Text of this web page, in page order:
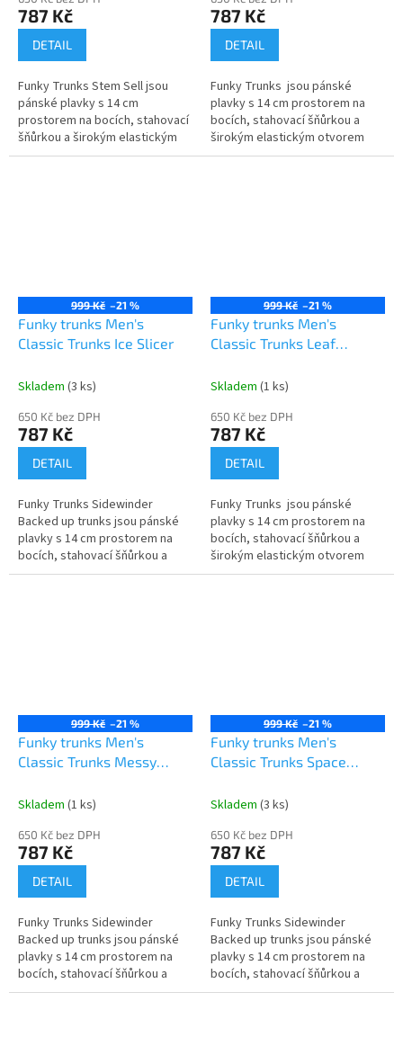
787 Kč
DETAIL
Funky Trunks Stem Sell jsou
pánské plavky s 14 cm
prostorem na bocích, stahovací
šňůrkou a širokým elastickým
otvorem pro maximální pohodlí.
787 Kč
DETAIL
Funky Trunks jsou pánské
plavky s 14 cm prostorem na
bocích, stahovací šňůrkou a
širokým elastickým otvorem
pro maximální pohodlí. Vyrobeno
999 Kč –21 %
Funky trunks Men's
Classic Trunks Ice Slicer
Skladem (3 ks)
650 Kč bez DPH
787 Kč
DETAIL
Funky Trunks Sidewinder
Backed up trunks jsou pánské
plavky s 14 cm prostorem na
bocích, stahovací šňůrkou a
širokým elastickým otvorem
999 Kč –21 %
Funky trunks Men's
Classic Trunks Leaf
Skladem (1 ks)
650 Kč bez DPH
787 Kč
DETAIL
Funky Trunks jsou pánské
plavky s 14 cm prostorem na
bocích, stahovací šňůrkou a
širokým elastickým otvorem
pro maximální pohodlí. Vyrobeno
999 Kč –21 %
Funky trunks Men's
Classic Trunks Messy
Skladem (1 ks)
650 Kč bez DPH
787 Kč
DETAIL
Funky Trunks Sidewinder
Backed up trunks jsou pánské
plavky s 14 cm prostorem na
bocích, stahovací šňůrkou a
širokým elastickým otvorem
999 Kč –21 %
Funky trunks Men's
Classic Trunks Space
Skladem (3 ks)
650 Kč bez DPH
787 Kč
DETAIL
Funky Trunks Sidewinder
Backed up trunks jsou pánské
plavky s 14 cm prostorem na
bocích, stahovací šňůrkou a
širokým elastickým otvorem